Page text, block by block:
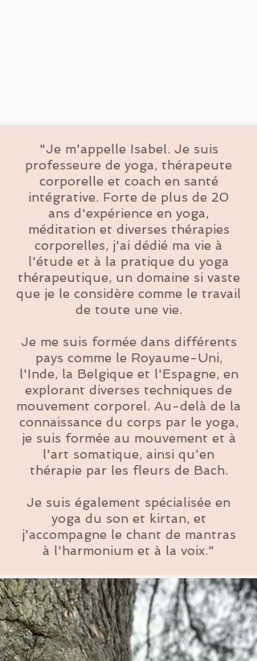
"Je m'appelle Isabel. Je suis
professeure de yoga, thérapeute
corporelle et coach en santé
intégrative. Forte de plus de 20
ans d'expérience en yoga,
méditation et diverses thérapies
corporelles, j'ai dédié ma vie à
l'étude et à la pratique du yoga
thérapeutique, un domaine si vaste
que je le considère comme le travail
de toute une vie.
Je me suis formée dans différents
pays comme le Royaume-Uni,
l'Inde, la Belgique et l'Espagne, en
explorant diverses techniques de
mouvement corporel. Au-delà de la
connaissance du corps par le yoga,
je suis formée au mouvement et à
l'art somatique, ainsi qu'en
thérapie par les fleurs de Bach.
Je suis également spécialisée en
yoga du son et kirtan, et
j'accompagne le chant de mantras
à l'harmonium et à la voix."